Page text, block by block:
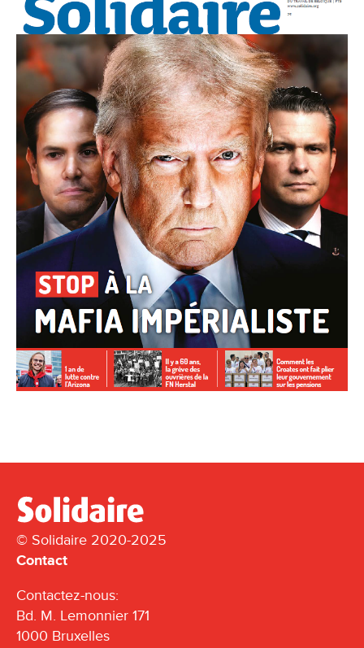
© Solidaire 2020-2025
Contact
Contactez-nous:
Bd. M. Lemonnier 171
1000 Bruxelles